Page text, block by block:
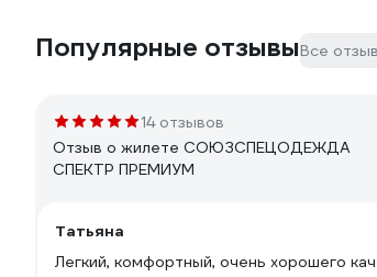
Популярные отзывыВсе
14 отзывов
Отзыв о жилете СОЮЗСПЕЦОДЕЖДА
СПЕКТР ПРЕМИУМ
Татьяна
Легкий, комфортный, очень хорошего